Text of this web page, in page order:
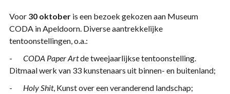
Voor 30 oktoberis een bezoek gekozen aan Museum
CODA in Apeldoorn. Diverse aantrekkelijke
tentoonstellingen, o.a.:
- CODA Paper Artde tweejaarlijkse tentoonstelling.
Ditmaal werk van 33 kunstenaars uit binnen- en buitenland;
- Holy Shit, Kunst over een veranderend landschap;